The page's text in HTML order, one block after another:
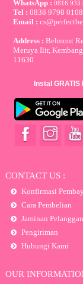
WhatsApp :0816 933
Tel :0838 9798 0108
Email :
Address : Belmont
Meruya Ilir,
11630
Instal
CONTACT US :
Konfirmasi
Cara Pembelian
Jaminan Pelanggan
Pengiriman
Hubungi Kami
OUR